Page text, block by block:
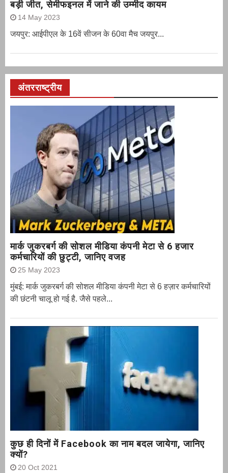
बड़ी जीत, सेमीफइनल में जाने की उम्मीद कायम
14 May 2023
जयपुर: आईपीएल के 16वें सीजन के 60वा मैच जयपुर...
अंतरराष्ट्रीय
मार्क जुकरबर्ग की सोशल मीडिया कंपनी मेटा से 6 हजार
कर्मचारियों की छुट्टी, जानिए वजह
25 May 2023
मुंबई: मार्क जुकरबर्ग की सोशल मीडिया कंपनी मेटा से 6 हज़ार कर्मचारियों
की छंटनी चालू हो गई है. जैसे पहले...
कुछ ही दिनों में Facebook का नाम बदल जायेगा, जानिए
क्यों?
20 Oct 2021